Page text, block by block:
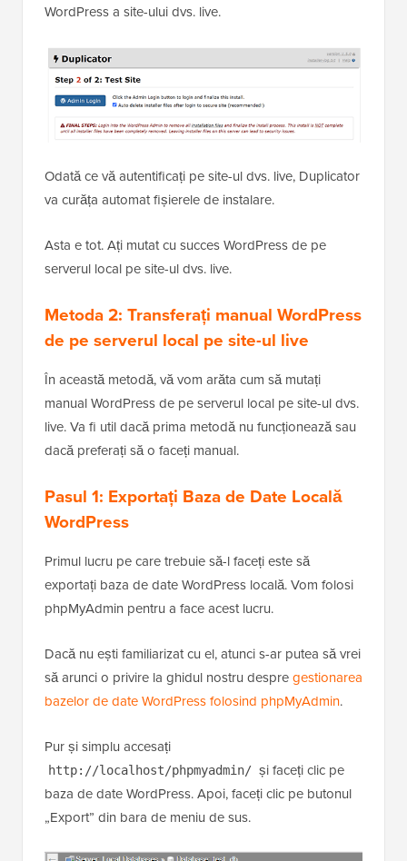
WordPress a site-ului dvs. live.
Odată ce vă autentificați pe site-ul dvs. live, Duplicator
va curăța automat fișierele de instalare.
Asta e tot. Ați mutat cu succes WordPress de pe
serverul local pe site-ul dvs. live.
Metoda 2: Transferați manual WordPress
de pe serverul local pe site-ul live
În această metodă, vă vom arăta cum să mutați
manual WordPress de pe serverul local pe site-ul dvs.
live. Va fi util dacă prima metodă nu funcționează sau
dacă preferați să o faceți manual.
Pasul 1: Exportați Baza de Date Locală
WordPress
Primul lucru pe care trebuie să-l faceți este să
exportați baza de date WordPress locală. Vom folosi
phpMyAdmin pentru a face acest lucru.
Dacă nu ești familiarizat cu el, atunci s-ar putea să vrei
să arunci o privire la ghidul nostru despregestionarea
bazelor de date WordPress folosind phpMyAdmin.
Pur și simplu accesați
http://localhost/phpmyadmin/ și faceți clic pe
baza de date WordPress. Apoi, faceți clic pe butonul
„Export” din bara de meniu de sus.